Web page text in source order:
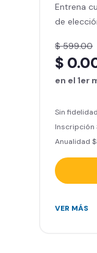
Smart
Smart
línea)
Entrena
de
$ 599.00
$
en el 1er
Sin fidelidad
Inscripción
Anualidad
VER MÁS